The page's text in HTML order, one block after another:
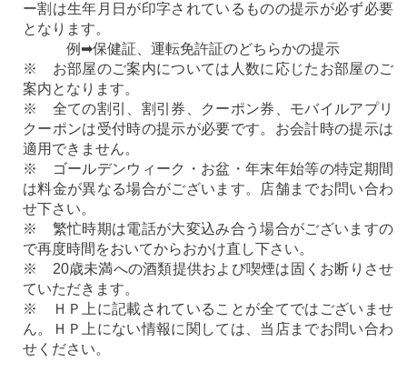
ー割は生年月日が印字されているものの提示が必ず必要
となります。
例➡保健証、運転免許証のどちらかの提示
※ お部屋のご案内については人数に応じたお部屋のご
案内となります。
※ 全ての割引、割引券、クーポン券、モバイルアプリ
クーポンは受付時の提示が必要です。お会計時の提示は
適用できません。
※ ゴールデンウィーク・お盆・年末年始等の特定期間
は料金が異なる場合がございます。店舗までお問い合わ
せ下さい。
※ 繁忙時期は電話が大変込み合う場合がございますの
で再度時間をおいてからおかけ直し下さい。
※ 20歳未満への酒類提供および喫煙は固くお断りさせ
ていただきます。
※ ＨＰ上に記載されていることが全てではございませ
ん。ＨＰ上にない情報に関しては、当店までお問い合わ
せください。